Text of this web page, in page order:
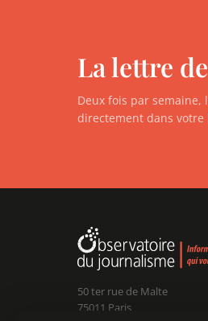
La lettre
Deux fois par
directement dans votre
50 ter rue de Malte
75011 Paris